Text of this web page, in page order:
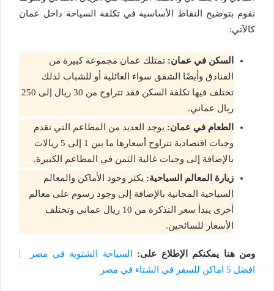
نقوم بتوضيح النقاط الأساسية في تكلفة السياحة داخل عمان
كالآتي:
السكن في عمان: تمتلك عمان مجموعة كبيرة من
الفنادق وأيضًا الشقق سواء العائلية أو للشباب لذلك
تختلف فيها تكلفة السكن فقد تتراوح من 30 ريال إلى 250
ريال عماني.
الطعام في عمان: يوجد العديد من المطاعم التي تقدم
وجبات اقتصادية تتراوح أسعارها ما بين 1 إلى 5 ريالات
بالإضافة إلى وجبات غالية الثمن في المطاعم الكبيرة.
زيارة المعالم السياحية: يكثر وجود الأماكن والمعالم
السياحية المجانية بالإضافة إلى وجود رسوم على معالم
أخرى يبدأ سعر التذكرة من 10 ريال عماني وتختلف
الأسعار للسائحين.
ومن هنا يمكنكم الإطلاع على:
السياحة الشتوية في مصر |
افضل 5 اماكن للسفر في الشتاء في مصر